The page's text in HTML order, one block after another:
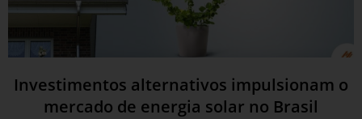
Investimentos alternativos impulsionam o
mercado de energia solar no Brasil